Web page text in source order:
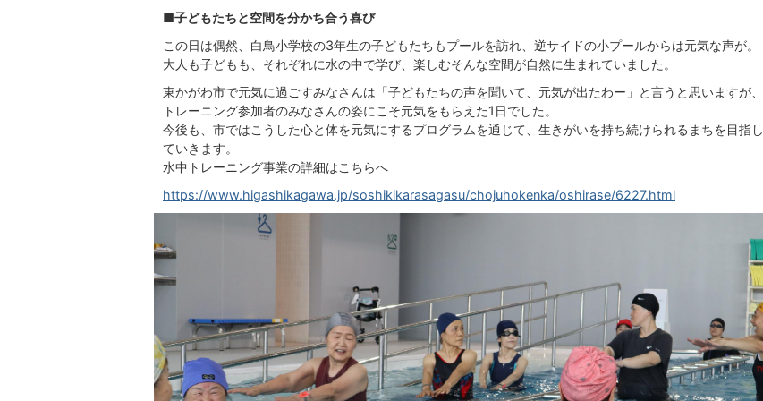
■子どもたちと空間を分かち合う喜び
この日は偶然、白鳥小学校の3年生の子どもたちもプールを訪れ、逆サイドの小プールからは元気な声が。
大人も子どもも、それぞれに水の中で学び、楽しむそんな空間が自然に生まれていました。
東かがわ市で元気に過ごすみなさんは「子どもたちの声を聞いて、元気が出たわー」と言うと思いますが、
トレーニング参加者のみなさんの姿にこそ元気をもらえた1日でした。
今後も、市ではこうした心と体を元気にするプログラムを通じて、生きがいを持ち続けられるまちを目指し
ていきます。
水中トレーニング事業の詳細はこちらへ
https://www.higashikagawa.jp/soshikikarasagasu/chojuhokenka/oshirase/6227.html